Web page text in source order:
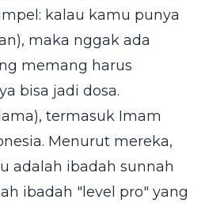
kalau kamu punya
maka nggak ada
memang harus
bisa jadi dosa.
termasuk Imam
Menurut mereka,
adalah ibadah sunnah
ibadah "level pro" yang